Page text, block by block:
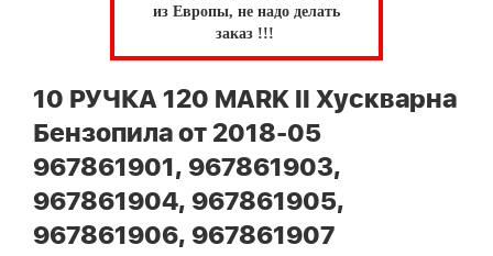
из Европы, не надо делать
заказ !!!
10 РУЧКА 120 MARK II Хускварна
Бензопила от 2018-05
967861901, 967861903,
967861904, 967861905,
967861906, 967861907